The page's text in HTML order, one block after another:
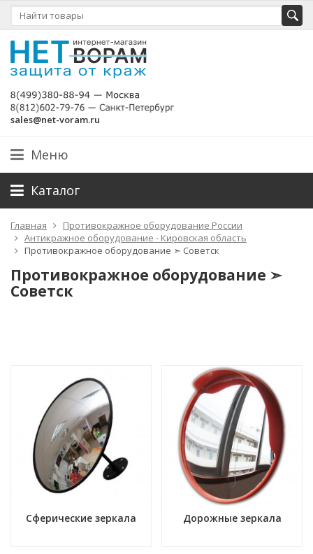
sales@net-voram.ru
Меню
Каталог
Главная
Противокражное оборудование России
Антикражное оборудование - Кировская область
Противокражное оборудование ➣ Советск
Противокражное оборудование ➣
Советск
Сферические зеркала Дорожные зеркала